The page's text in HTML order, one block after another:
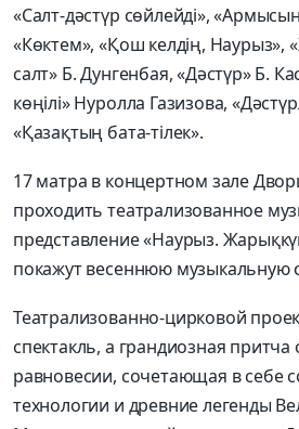
«Салт-дәстүр сөйлейді»,
«Көктем», «Қош келдің, Наурыз»,
салт» Б. Дунгенбая, «Дәстүр» Б.
көңілі» Нуролла Газизова,
«Қазақтың бата-тілек».
17 матра в концертном зале
проходить театрализованное
представление «Наурыз.
покажут весеннюю музыкальную
Театрализованно-цирковой
спектакль, а грандиозная
равновесии, сочетающая в себе
технологии и древние легенды